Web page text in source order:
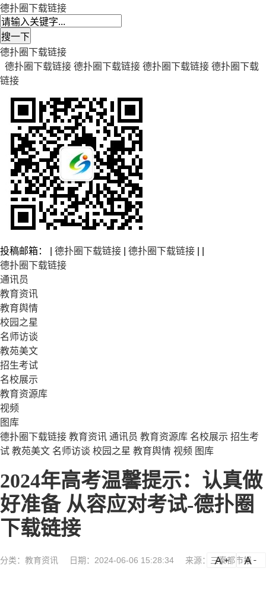
德扑圈下载链接
德扑圈下载链接
德扑圈下载链接 德扑圈下载链接 德扑圈下载链接 德扑圈下载
链接
投稿邮箱： | 德扑圈下载链接 德扑圈下载链接
德扑圈下载链接
通讯员
教育资讯
教育舆情
校园之星
名师访谈
教苑美文
招生考试
名校展示
教育资源库
视频
图库
德扑圈下载链接 教育资讯 通讯员 教育资源库 名校展示 招生考
试 教苑美文 名师访谈 校园之星 教育舆情 视频 图库
2024年高考温馨提示：认真做
好准备 从容应对考试-德扑圈
下载链接
分类： 教育资讯 日期：2024-06-06 15:28:34 来源：三秦都市报
a